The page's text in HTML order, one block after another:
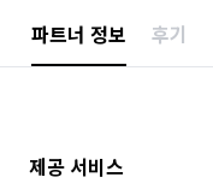
파트너 정보 후기
제공 서비스